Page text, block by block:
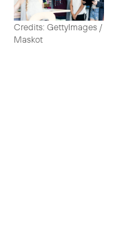
Credits: GettyImages /
Maskot